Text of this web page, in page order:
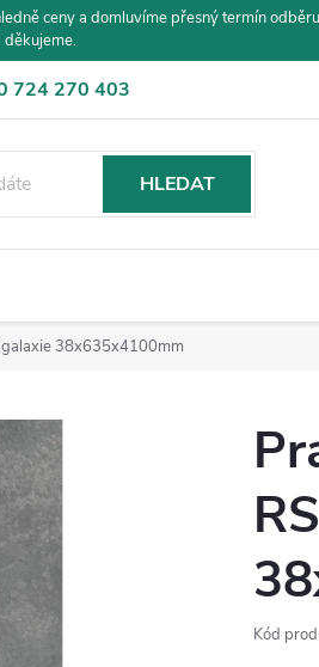
ceny a domluvíme přesný termín
děkujeme.
724 270 403
HLEDAT
galaxie 38x635x4100mm
Kód